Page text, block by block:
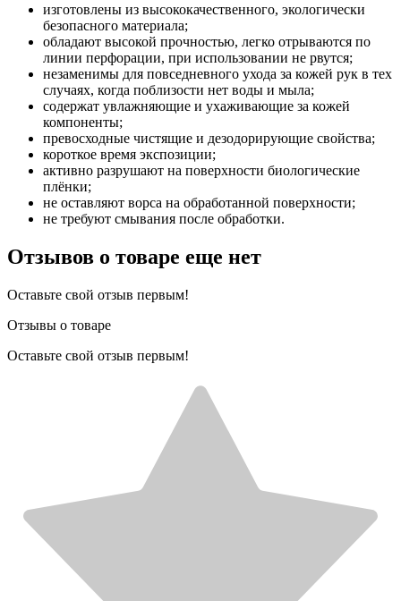
изготовлены из высококачественного, экологически
безопасного материала;
обладают высокой прочностью, легко отрываются по
линии перфорации, при использовании не рвутся;
незаменимы для повседневного ухода за кожей рук в тех
случаях, когда поблизости нет воды и мыла;
содержат увлажняющие и ухаживающие за кожей
компоненты;
превосходные чистящие и дезодорирующие свойства;
короткое время экспозиции;
активно разрушают на поверхности биологические
плёнки;
не оставляют ворса на обработанной поверхности;
не требуют смывания после обработки.
Отзывов о товаре еще нет
Оставьте свой отзыв первым!
Отзывы о товаре
Оставьте свой отзыв первым!